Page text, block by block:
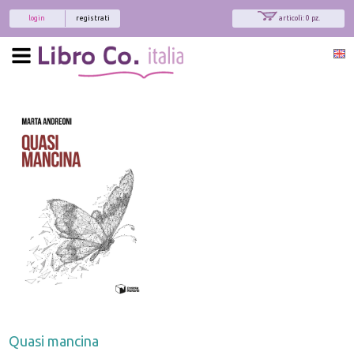
articoli: 0 pz.
registrati
login
Quasi mancina